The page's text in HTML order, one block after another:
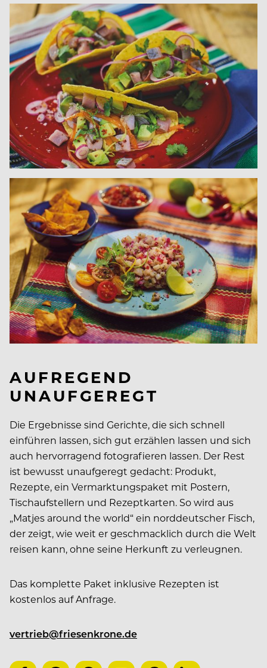
AUFREGEND
UNAUFGEREGT
Die Ergebnisse sind Gerichte, die sich schnell
einführen lassen, sich gut erzählen lassen und sich
auch hervorragend fotografieren lassen. Der Rest
ist bewusst unaufgeregt gedacht: Produkt,
Rezepte, ein Vermarktungspaket mit Postern,
Tischaufstellern und Rezeptkarten. So wird aus
„Matjes around the world“ ein norddeutscher Fisch,
der zeigt, wie weit er geschmacklich durch die Welt
reisen kann, ohne seine Herkunft zu verleugnen.
Das komplette Paket inklusive Rezepten ist
kostenlos auf Anfrage.
vertrieb@friesenkrone.de